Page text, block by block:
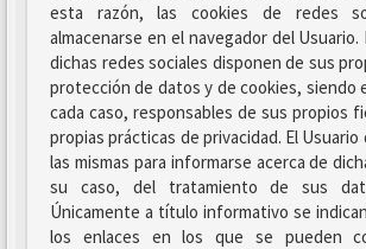
esta razón, las cookies de redes
almacenarse en el navegador del
dichas redes sociales disponen de sus
protección de datos y de cookies, siendo
cada caso, responsables de sus propios
propias prácticas de privacidad. El
las mismas para informarse acerca de
su caso, del tratamiento de sus
Únicamente a título informativo se
los enlaces en los que se pueden